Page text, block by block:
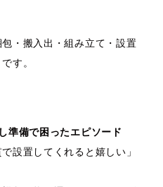
・搬入出・組み立て・設置
す。
準備で困ったエピソード
設置してくれると嬉しい」